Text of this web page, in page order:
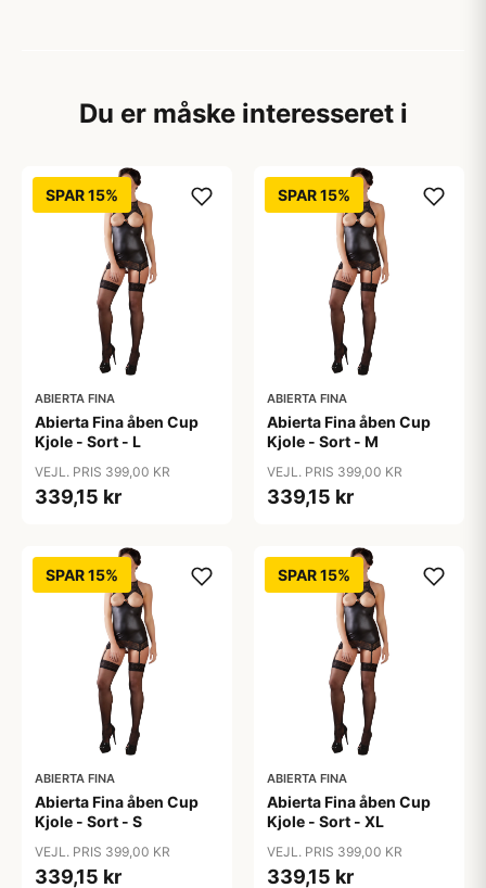
Du er måske interesseret i
SPAR 15%
ABIERTA FINA
Abierta Fina åben Cup
Kjole - Sort - L
VEJL. PRIS 399,00 KR
339,15 kr
SPAR 15%
ABIERTA FINA
Abierta Fina åben Cup
Kjole - Sort - M
VEJL. PRIS 399,00 KR
339,15 kr
SPAR 15%
ABIERTA FINA
Abierta Fina åben Cup
Kjole - Sort - S
VEJL. PRIS 399,00 KR
339,15 kr
SPAR 15%
ABIERTA FINA
Abierta Fina åben Cup
Kjole - Sort - XL
VEJL. PRIS 399,00 KR
339,15 kr